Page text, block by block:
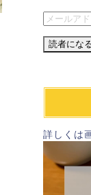
メ
ル
レ
詳しくは